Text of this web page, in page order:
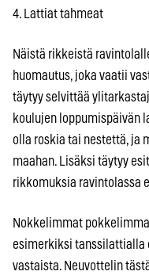
4. Lattiat tahmeat
Näistä rikkeistä
huomautus, joka vaatii
täytyy selvittää
koulujen loppumispäivän
olla roskia tai nestettä, ja
maahan. Lisäksi täytyy
rikkomuksia ravintolassa
Nokkelimmat
esimerkiksi tanssilattialla
vastaista. Neuvottelin